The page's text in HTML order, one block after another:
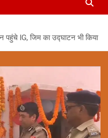
पहुंचे IG, जिम का उद्घाटन भी किया